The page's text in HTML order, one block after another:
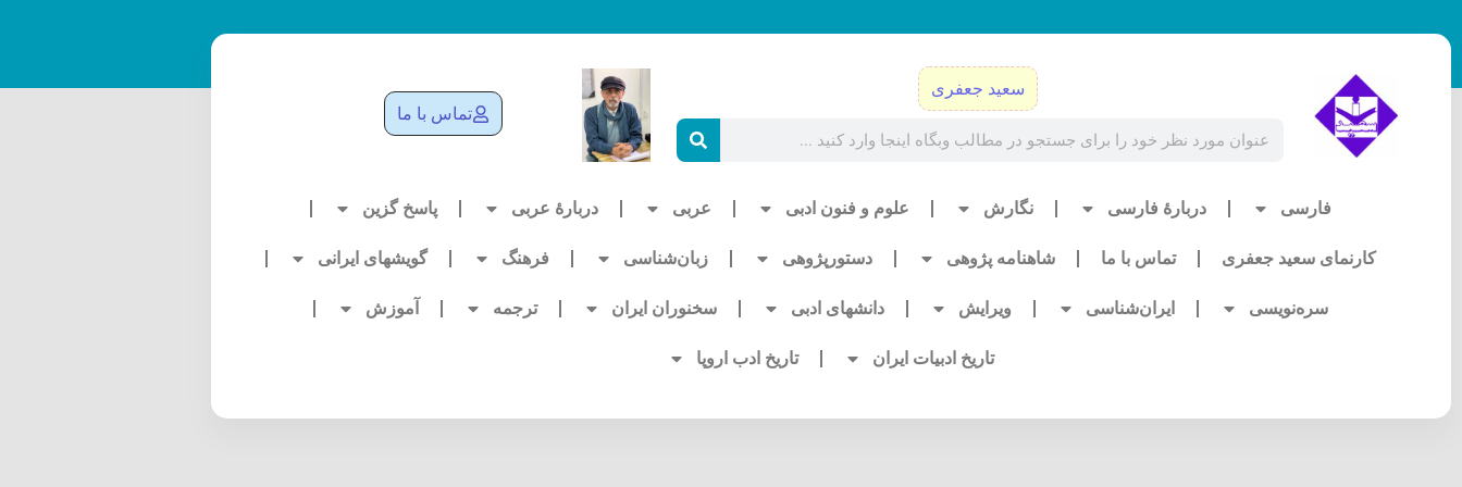
به
سعید جعفری
تماس با ما
فارسی دربارۀ فارسی نگارش علوم و فنون ادبی عربی دربارۀ عربی پاسخ گزین
کارنمای سعید جعفری تماس با ما شاهنامه پژوهی دستورپژوهی زبان‌شناسی فرهنگ گویشهای ایرانی
سره‌نویسی ایران‌شناسی ویرایش دانشهای ادبی سخنوران ایران ترجمه آموزش
تاریخ ادبیات ایران تاریخ ادب اروپا